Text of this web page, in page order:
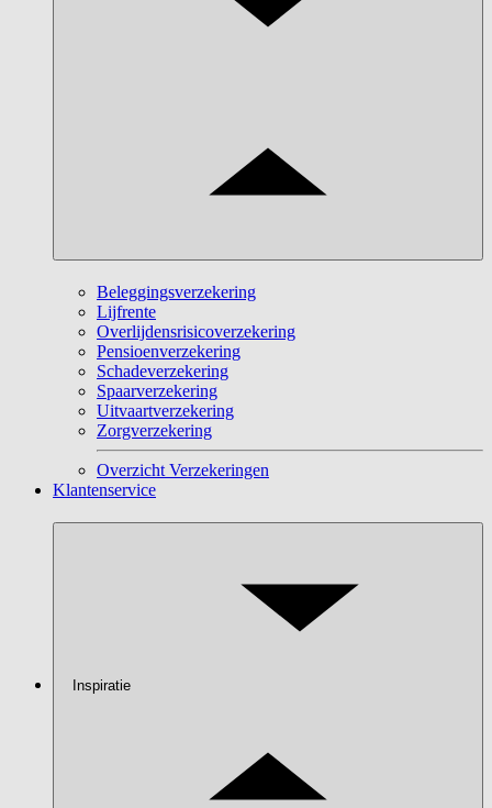
Beleggingsverzekering
Lijfrente
Overlijdensrisicoverzekering
Pensioenverzekering
Schadeverzekering
Spaarverzekering
Uitvaartverzekering
Zorgverzekering
Overzicht Verzekeringen
Klantenservice
Inspiratie